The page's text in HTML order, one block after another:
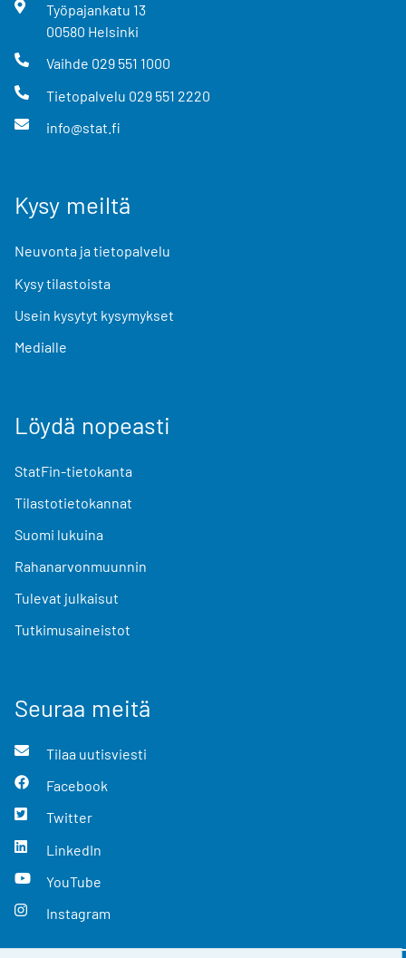
Työpajankatu 13
00580 Helsinki
Vaihde 029 551 1000
Tietopalvelu 029 551 2220
info@stat.fi
Kysy meiltä
Neuvonta ja tietopalvelu
Kysy tilastoista
Usein kysytyt kysymykset
Medialle
Löydä nopeasti
StatFin-tietokanta
Tilastotietokannat
Suomi lukuina
Rahanarvonmuunnin
Tulevat julkaisut
Tutkimusaineistot
Seuraa meitä
Tilaa uutisviesti
Facebook
Twitter
LinkedIn
YouTube
Instagram